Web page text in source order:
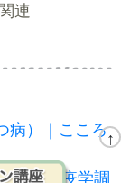
連
病）｜こころ
いての疫学調
↑